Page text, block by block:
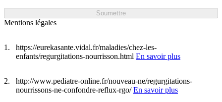
Soumettre
Mentions légales
https://eurekasante.vidal.fr/maladies/chez-les-
enfants/regurgitations-nourrisson.html En savoir plus
http://www.pediatre-online.fr/nouveau-ne/regurgitations-
nourrissons-ne-confondre-reflux-rgo/ En savoir plus